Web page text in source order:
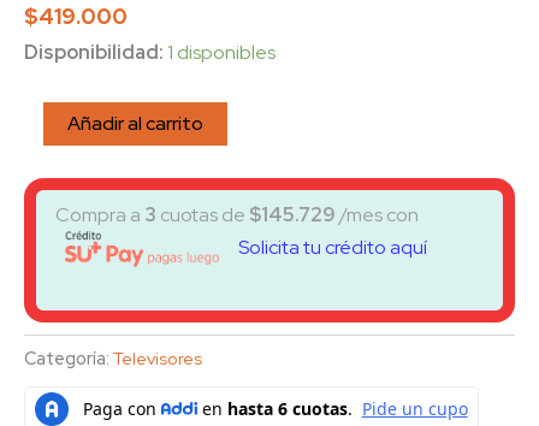
$419.000
Disponibilidad:1 disponibles
Añadir al carrito
Compra a 3 cuotas de $145.729/mes con
Solicita tu crédito aquí
Categoría: Televisores